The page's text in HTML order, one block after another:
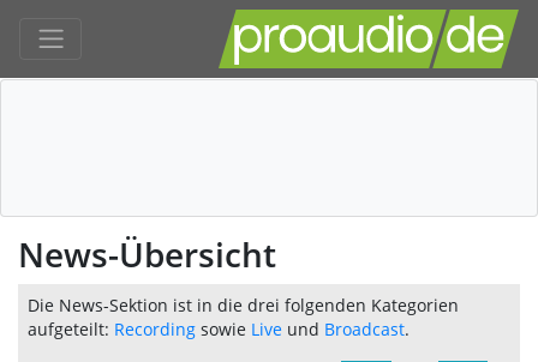
News-Übersicht
Die News-Sektion ist in die drei folgenden Kategorien
aufgeteilt: Recording sowie Live und Broadcast.